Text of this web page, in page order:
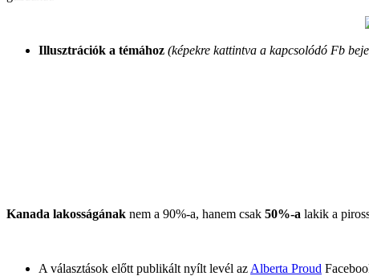
Illusztrációk a témához (képekre kattintva a kapcsolódó Fb
Kanada lakosságának nem a 90%-a, hanem csak 50%-a lakik a
A választások előtt publikált nyílt levél az Alberta Proud